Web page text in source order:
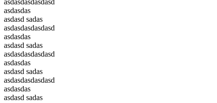
asdasdasdasdasd
asdasdas
asdasd sadas
asdasdasdasdasd
asdasdas
asdasd sadas
asdasdasdasdasd
asdasdas
asdasd sadas
asdasdasdasdasd
asdasdas
asdasd sadas